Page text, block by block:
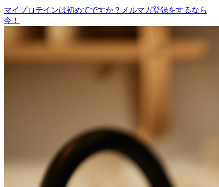
マイプロテインは初めてですか？メルマガ登録をするなら
今！